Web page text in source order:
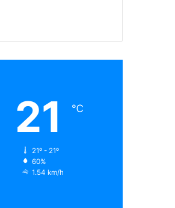
21 ℃
21º - 21º
60%
1.54 km/h